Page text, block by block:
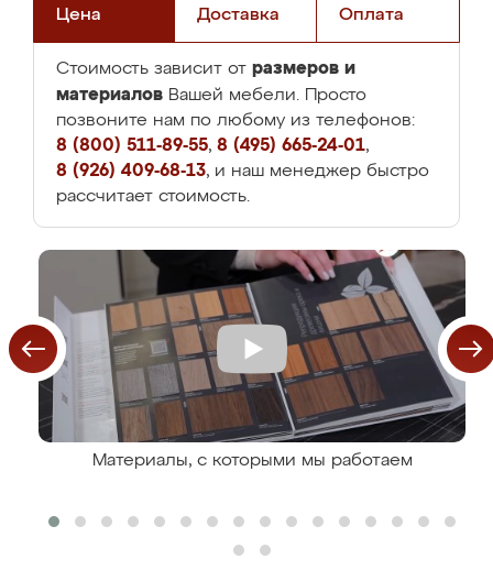
Цена Доставка Оплата
Стоимость зависит от размеров и
материалов Вашей мебели. Просто
позвоните нам по любому из телефонов:
8 (800) 511-89-55, 8 (495) 665-24-01,
8 (926) 409-68-13, и наш менеджер быстро
рассчитает стоимость.
Материалы, с которыми мы работаем